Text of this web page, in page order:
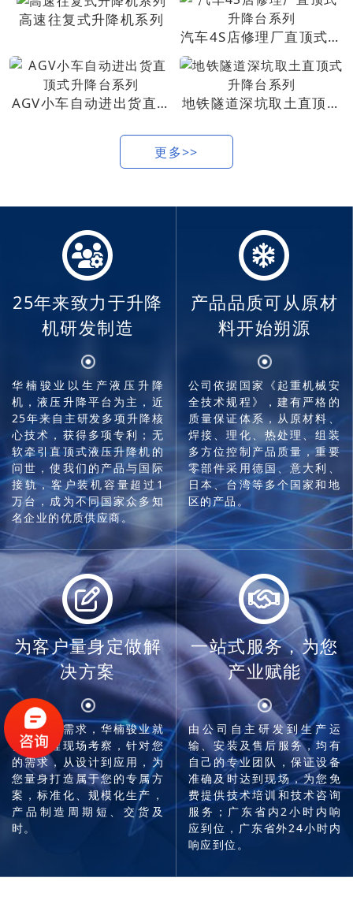
高速往复式升降机系列
汽车4S店修理厂直顶式升
AGV小车自动进出货直顶
地铁隧道深坑取土直顶式
更多>>
25年来致力于升降
机研发制造
华楠骏业以生产液压升降
机，液压升降平台为主，近
25年来自主研发多项升降核
心技术，获得多项专利；无
软牵引直顶式液压升降机的
问世，使我们的产品与国际
接轨，客户装机容量超过1
万台，成为不同国家众多知
名企业的优质供应商。
产品品质可从原材
料开始朔源
公司依据国家《起重机械安
全技术规程》，建有严格的
质量保证体系，从原材料、
焊接、理化、热处理、组装
多方位控制产品质量，重要
零部件采用德国、意大利、
日本、台湾等多个国家和地
区的产品。
为客户量身定做解
决方案
只要您有需求，华楠骏业就
会到工程现场考察，针对您
的需求，从设计到应用，为
您量身打造属于您的专属方
案，标准化、规模化生产，
产品制造周期短、交货及
时。
一站式服务，为您
产业赋能
由公司自主研发到生产运
输、安装及售后服务，均有
自己的专业团队，保证设备
准确及时达到现场，为您免
费提供技术培训和技术咨询
服务；广东省内2小时内响
应到位，广东省外24小时内
响应到位。